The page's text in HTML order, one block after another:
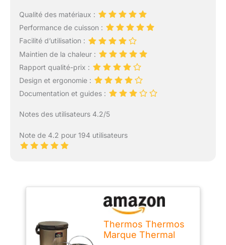
Qualité des matériaux :
Performance de cuisson :
Facilité d’utilisation :
Maintien de la chaleur :
Rapport qualité-prix :
Design et ergonomie :
Documentation et guides :
Notes des utilisateurs 4.2/5
Note de 4.2 pour 194 utilisateurs
Thermos Thermos
Marque Thermal